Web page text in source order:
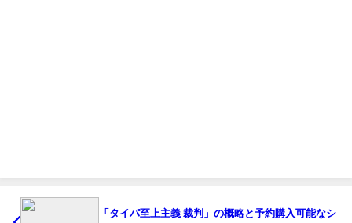
「タイパ至上主義 裁判」の概略と予約購入可能なシ